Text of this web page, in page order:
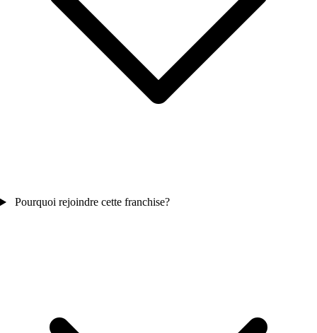
Pourquoi rejoindre cette franchise?